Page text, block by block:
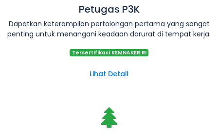
Petugas P3K
Dapatkan keterampilan pertolongan pertama yang sangat
penting untuk menangani keadaan darurat di tempat kerja.
Tersertifikasi KEMNAKER RI
Lihat Detail